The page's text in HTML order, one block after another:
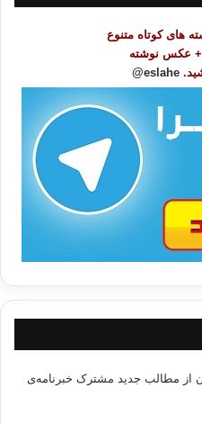
های کوتاه متنوع
عکس نوشته
eslahe@
از مطالب جدید مشترک خبرنامه‌ی